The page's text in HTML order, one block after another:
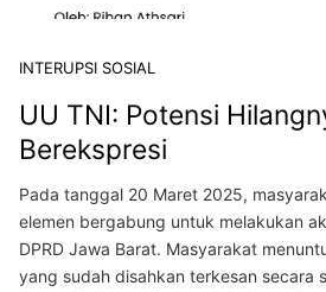
INTERUPSI SOSIAL
UU TNI: Potensi
Berekspresi
Pada tanggal 20 Maret 2025,
elemen bergabung untuk melakukan
DPRD Jawa Barat. Masyarakat
yang sudah disahkan terkesan secara